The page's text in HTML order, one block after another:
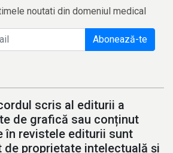
noutati din domeniul medical
Abonează-te
scris al editurii a
de grafică sau conținut
în revistele editurii sunt
proprietate intelectuală și